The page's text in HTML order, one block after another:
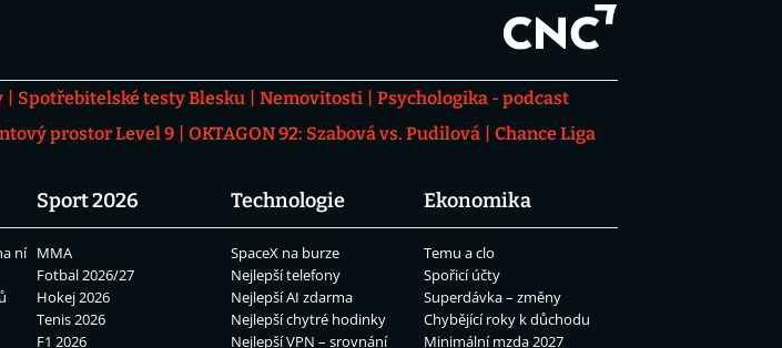
Spotřebitelské testy Blesku Nemovitosti
Psychologika - podcast
prostor Level 9 OKTAGON 92: Szabová vs. Pudilová
Chance Liga
ní
Sport 2026
MMA
Fotbal 2026/27
Hokej 2026
Tenis 2026
F1 2026
Technologie
SpaceX na burze
Nejlepší telefony
Nejlepší AI zdarma
Nejlepší chytré hodinky
Nejlepší VPN – srovnání
Ekonomika
Temu a clo
Spořicí účty
Superdávka – změny
Chybějící roky k důchodu
Minimální mzda 2027